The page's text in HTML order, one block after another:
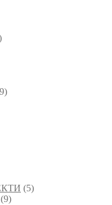
(5)
(9)